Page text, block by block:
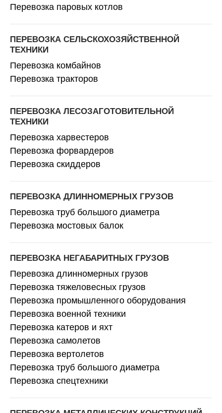
Перевозка паровых котлов
ПЕРЕВОЗКА СЕЛЬСКОХОЗЯЙСТВЕННОЙ
ТЕХНИКИ
Перевозка комбайнов
Перевозка тракторов
ПЕРЕВОЗКА ЛЕСОЗАГОТОВИТЕЛЬНОЙ
ТЕХНИКИ
Перевозка харвестеров
Перевозка форвардеров
Перевозка скиддеров
ПЕРЕВОЗКА ДЛИННОМЕРНЫХ ГРУЗОВ
Перевозка труб большого диаметра
Перевозка мостовых балок
ПЕРЕВОЗКА НЕГАБАРИТНЫХ ГРУЗОВ
Перевозка длинномерных грузов
Перевозка тяжеловесных грузов
Перевозка промышленного оборудования
Перевозка военной техники
Перевозка катеров и яхт
Перевозка самолетов
Перевозка вертолетов
Перевозка труб большого диаметра
Перевозка спецтехники